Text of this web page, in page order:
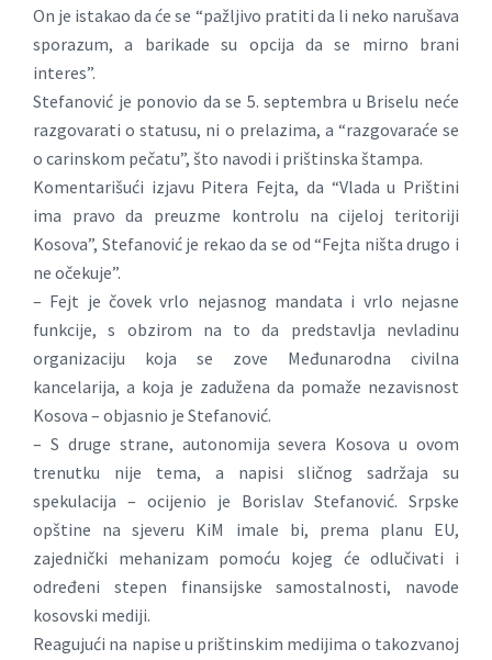
On je istakao da će se “pažljivo pratiti da li neko narušava
sporazum, a barikade su opcija da se mirno brani
interes”.
Stefanović je ponovio da se 5. septembra u Briselu neće
razgovarati o statusu, ni o prelazima, a “razgovaraće se
o carinskom pečatu”, što navodi i prištinska štampa.
Komentarišući izjavu Pitera Fejta, da “Vlada u Prištini
ima pravo da preuzme kontrolu na cijeloj teritoriji
Kosova”, Stefanović je rekao da se od “Fejta ništa drugo i
ne očekuje”.
– Fejt je čovek vrlo nejasnog mandata i vrlo nejasne
funkcije, s obzirom na to da predstavlja nevladinu
organizaciju koja se zove Međunarodna civilna
kancelarija, a koja je zadužena da pomaže nezavisnost
Kosova – objasnio je Stefanović.
– S druge strane, autonomija severa Kosova u ovom
trenutku nije tema, a napisi sličnog sadržaja su
spekulacija – ocijenio je Borislav Stefanović. Srpske
opštine na sjeveru KiM imale bi, prema planu EU,
zajednički mehanizam pomoću kojeg će odlučivati i
određeni stepen finansijske samostalnosti, navode
kosovski mediji.
Reagujući na napise u prištinskim medijima o takozvanoj